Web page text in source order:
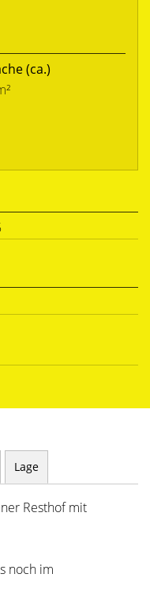
(ca.)
Lage
Resthof mit
noch im